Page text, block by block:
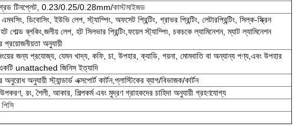
টিনপ্লেট, 0.23/0.25/0.28mm/কাস্টমাইজড
ডিবোসিং, ইউভি লেপ, স্ট্যাম্পিং, অফসেট প্রিন্টিং, গ্রাভর প্রিন্টিং, লেটারপ্রিন্টিং, সিল্ক-স্ক্রিন
হট গোল্ড ব্লকিং,জলীয় লেপ, হট সিলভার প্রিন্টিং,ফয়েল স্ট্যাম্পিং, চকচকে ল্যামিনেশন, ম্যাট ল্যামিনেশন
প্রয়োজনীয়তা অনুযায়ী
জন্য প্রযোজ্য, যেমন খাদ্য, কফি, চা, উপহার, ক্যাডি, গয়না, মোমবাতি বা অন্যান্য পণ্য,এবং উপহার
একটি unattached জিনিস ইত্যাদি
অনুরোধ অনুযায়ী স্ট্যান্ডার্ড এক্সপোর্ট কার্টন,প্লাস্টিকের ব্যাগ/বিভাজক/কার্টন
রং, শৈলী, আকার, শিল্পকর্ম এবং মুদ্রণ গ্রাহকদের চাহিদা অনুযায়ী গ্রহণযোগ্য